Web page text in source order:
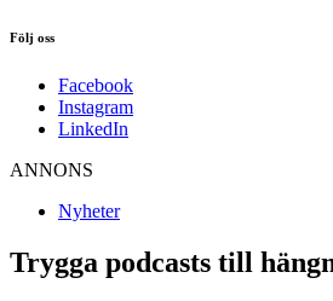
Följ oss
Facebook
Instagram
LinkedIn
ANNONS
Nyheter
Trygga podcasts till